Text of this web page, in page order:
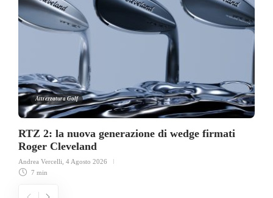
Attrezzatura Golf
RTZ 2: la nuova generazione di wedge firmati
Roger Cleveland
Andrea Vercelli 4 Agosto 2026
7 min